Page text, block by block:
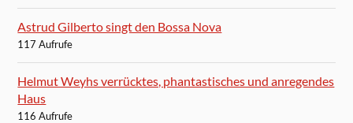
Astrud Gilberto singt den Bossa Nova
117 Aufrufe
Helmut Weyhs verrücktes, phantastisches und anregendes
Haus
116 Aufrufe